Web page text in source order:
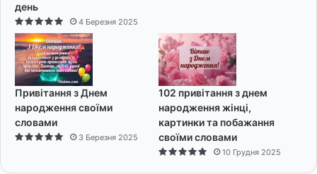
день
4 Березня 2025
Привітання з Днем
народження своїми
словами
3 Березня 2025
102 привітання з днем
народження жінці,
картинки та побажання
своїми словами
10 Грудня 2025